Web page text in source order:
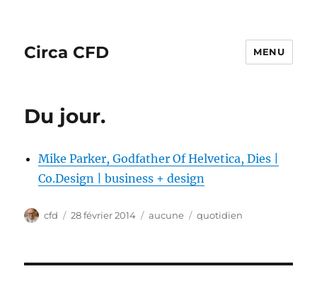
Circa CFD MENU
Du jour.
Mike Parker, Godfather Of Helvetica, Dies |
Co.Design | business + design
Auteur
cfd
Publié
28 février 2014 Catégories
aucune Étiquettes
quotidien